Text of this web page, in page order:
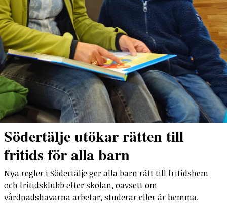
Södertälje utökar rätten till
fritids för alla barn
Nya regler i Södertälje ger alla barn rätt till fritidshem
och fritidsklubb efter skolan, oavsett om
vårdnadshavarna arbetar, studerar eller är hemma.